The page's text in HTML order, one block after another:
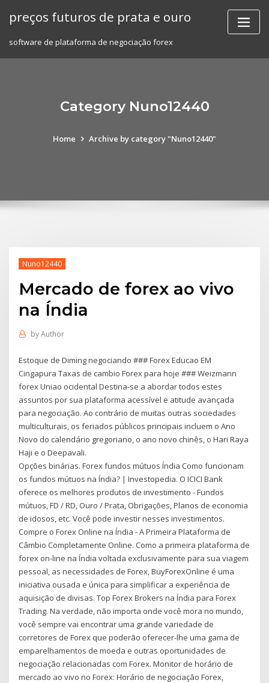
preços futuros de prata e ouro
software de plataforma de negociação forex
Category Nuno12440
Home Archive by category "Nuno12440"
Nuno12440
Mercado de forex ao vivo
na Índia
byAuthor
Estoque de Diming negociando ### Forex Educao EM
Cingapura Taxas de cambio Forex para hoje ### Weizmann
forex Uniao ocidental Destina-se a abordar todos estes
assuntos por sua plataforma acessível e atitude avançada
para negociação. Ao contrário de muitas outras sociedades
multiculturais, os feriados públicos principais incluem o Ano
Novo do calendário gregoriano, o ano novo chinês, o Hari Raya
Haji e o Deepavali.
Opções binárias. Forex fundos mútuos Índia Como funcionam
os fundos mútuos na Índia? | Investopedia. O ICICI Bank
oferece os melhores produtos de investimento - Fundos
mútuos, FD / RD, Ouro / Prata, Obrigações, Planos de economia
de idosos, etc. Você pode investir nesses investimentos.
Compre o Forex Online na Índia - A Primeira Plataforma de
Câmbio Completamente Online. Como a primeira plataforma de
forex on-line na Índia voltada exclusivamente para sua viagem
pessoal, as necessidades de Forex, BuyForexOnline é uma
iniciativa ousada e única para simplificar a experiência de
aquisição de divisas. Top Forex Brokers na Índia para Forex
Trading. Na verdade, não importa onde você mora no mundo,
você sempre vai encontrar uma grande variedade de
corretores de Forex que poderão oferecer-lhe uma gama de
emparelhamentos de moeda e outras oportunidades de
negociação relacionadas com Forex. Monitor de horário de
mercado ao vivo no Forex: Horário de negociação Forex,